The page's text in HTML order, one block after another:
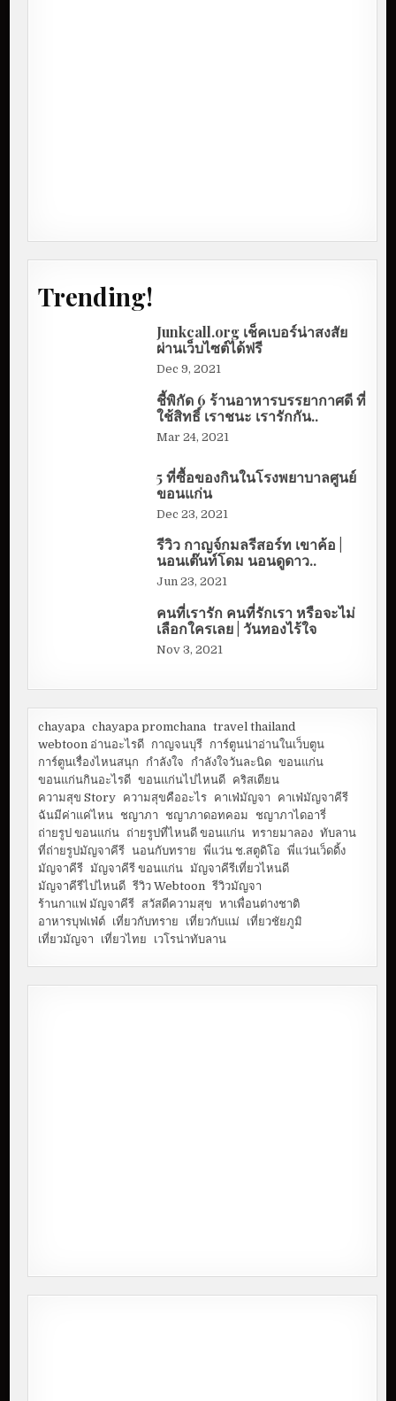
Trending!
Junkcall.org เช็คเบอร์น่าสงสัย
ผ่านเว็บไซต์ได้ฟรี
Dec 9, 2021
ชี้พิกัด 6 ร้านอาหารบรรยากาศดี ที่
ใช้สิทธิ์ เราชนะ เรารักกัน..
Mar 24, 2021
5 ที่ซื้อของกินในโรงพยาบาลศูนย์
ขอนแก่น
Dec 23, 2021
รีวิว กาญจ์กมลรีสอร์ท เขาค้อ |
นอนเต๊นท์โดม นอนดูดาว..
Jun 23, 2021
คนที่เรารัก คนที่รักเรา หรือจะไม่
เลือกใครเลย | วันทองไร้ใจ
Nov 3, 2021
chayapa chayapa promchana travel thailand
webtoon อ่านอะไรดี กาญจนบุรี การ์ตูนน่าอ่านในเว็บตูน
การ์ตูนเรื่องไหนสนุก
กำลังใจ กำลังใจวันละนิด ขอนแก่น
ขอนแก่นกินอะไรดี ขอนแก่นไปไหนดี คริสเตียน
ความสุข Story ความสุขคืออะไร คาเฟ่มัญจา
คาเฟ่มัญจาคีรี
ฉันมีค่าแค่ไหน ชญาภา ชญาภาดอทคอม
ชญาภาไดอารี่
ถ่ายรูป ขอนแก่น ถ่ายรูปที่ไหนดี ขอนแก่น ทรายมาลอง ทับลาน
ที่ถ่ายรูปมัญจาคีรี นอนกับทราย พี่แว่น ช.สตูดิโอ
พี่แว่นเว็ดดิ้ง
มัญจาคีรี มัญจาคีรี ขอนแก่น มัญจาคีรีเที่ยวไหนดี
มัญจาคีรีไปไหนดี รีวิว Webtoon รีวิวมัญจา
ร้านกาแฟ มัญจาคีรี สวัสดีความสุข
หาเพื่อนต่างชาติ
อาหารบุฟเฟ่ต์ เที่ยวกับทราย เที่ยวกับแม่
เที่ยวชัยภูมิ
เที่ยวมัญจา
เที่ยวไทย เวโรน่าทับลาน